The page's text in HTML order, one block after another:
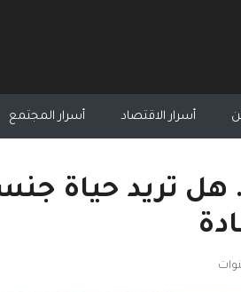
أسرار الاقتصاد أسرار المجتمع
هل تريد حياة